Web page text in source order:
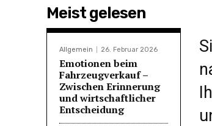
Meist gelesen
Allgemein 26. Februar 2026
Emotionen beim
Fahrzeugverkauf –
Zwischen Erinnerung
und wirtschaftlicher
Entscheidung